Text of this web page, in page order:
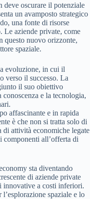
oscurare il potenziale
un avamposto strategico
una fonte di risorse
Le aziende private, come
questo nuovo orizzonte,
spaziale.
evoluzione, in cui il
verso il successo. La
il suo obiettivo
e la tecnologia,
affascinante e in rapida
è che non si tratta solo di
di attività economiche legate
componenti all’offerta di
sta diventando
di aziende private
innovative a costi inferiori.
spaziale e lo